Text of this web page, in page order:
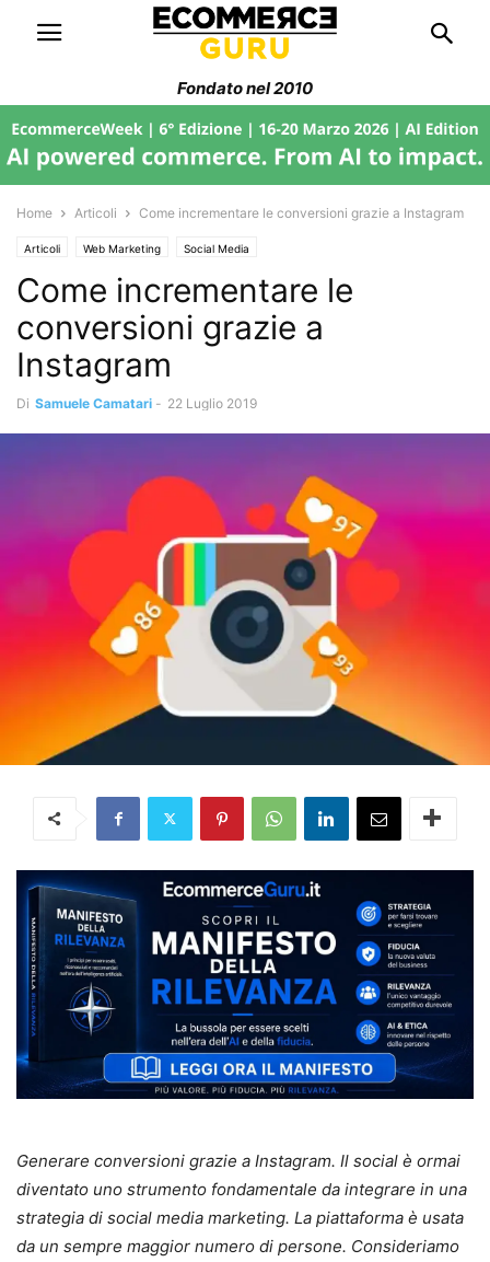
Fondato nel 2010
Home Articoli Come incrementare le conversioni grazie a Instagram
Articoli Web Marketing Social Media
Come incrementare le
conversioni grazie a
Instagram
Di Samuele Camatari - 22 Luglio 2019
Generare conversioni grazie a Instagram. Il social è ormai
diventato uno strumento fondamentale da integrare in una
strategia di social media marketing. La piattaforma è usata
da un sempre maggior numero di persone. Consideriamo